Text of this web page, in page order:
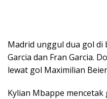
Madrid unggul dua gol di
Garcia dan Fran Garcia.
lewat gol Maximilian
Kylian Mbappe